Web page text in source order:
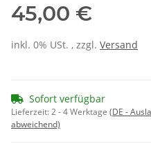
45,00 €
inkl. 0% USt. , zzgl. Versand
Sofort verfügbar
Lieferzeit:2 - 4 Werktage (DE -
abweichend)